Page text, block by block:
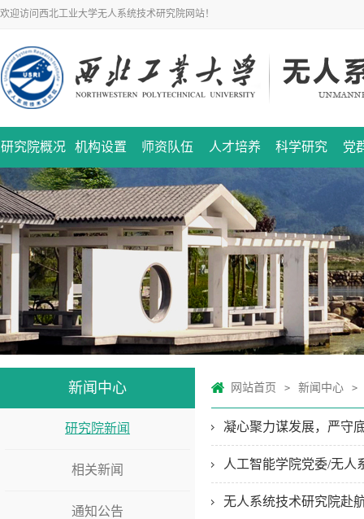
欢迎访问西北工业大学无人系统技术研究院网站！
研究院概况 机构设置 师资队伍 人才培养 科学研究 党
新闻中心
研究院新闻
相关新闻
通知公告
网站首页 > 新闻中心 >
凝心聚力谋发展，严守
人工智能学院党委/无人
无人系统技术研究院赴